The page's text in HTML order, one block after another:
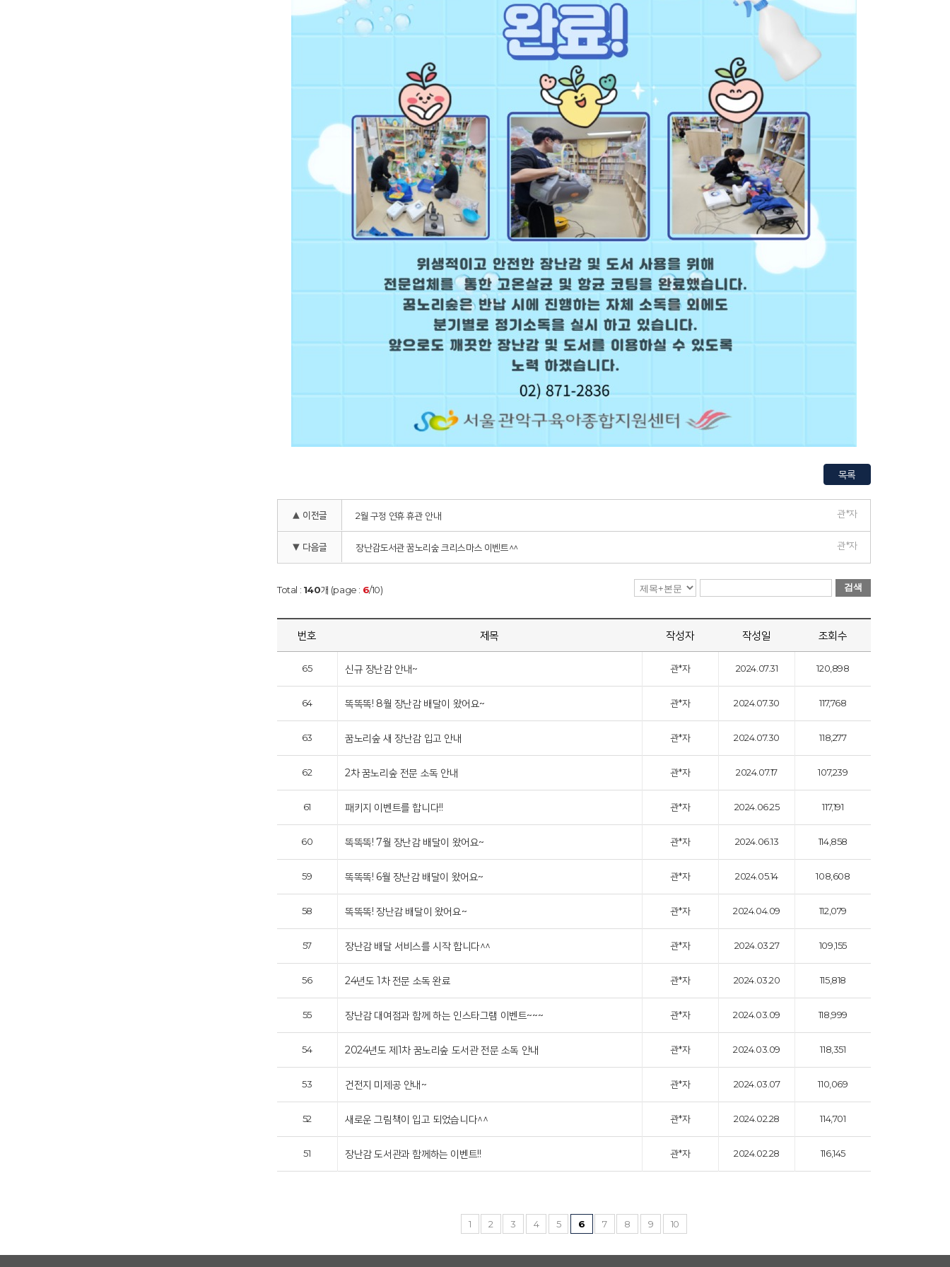
목록
▲ 이전글 2월 구정 연휴 휴관 안내 관*자
▼ 다음글 장난감도서관 꿈노리숲 크리스마스 이벤트^^ 관*자
Total : 140개 (page : 6/10) 검색
번호 제목 작성자 작성일 조회수
65 신규 장난감 안내~ 관*자 2024.07.31 120,898
64 똑똑똑! 8월 장난감 배달이 왔어요~ 관*자 2024.07.30 117,768
63 꿈노리숲 새 장난감 입고 안내 관*자 2024.07.30 118,277
62 2차 꿈노리숲 전문 소독 안내 관*자 2024.07.17 107,239
61 패키지 이벤트를 합니다!! 관*자 2024.06.25 117,191
60 똑똑똑! 7월 장난감 배달이 왔어요~ 관*자 2024.06.13 114,858
59 똑똑똑! 6월 장난감 배달이 왔어요~ 관*자 2024.05.14 108,608
58 똑똑똑! 장난감 배달이 왔어요~ 관*자 2024.04.09 112,079
57 장난감 배달 서비스를 시작 합니다^^ 관*자 2024.03.27 109,155
56 24년도 1차 전문 소독 완료 관*자 2024.03.20 115,818
55 장난감 대여점과 함께 하는 인스타그램 이벤트~~~ 관*자 2024.03.09 118,999
54 2024년도 제1차 꿈노리숲 도서관 전문 소독 안내 관*자 2024.03.09 118,351
53 건전지 미제공 안내~ 관*자 2024.03.07 110,069
52 새로운 그림책이 입고 되었습니다^^ 관*자 2024.02.28 114,701
51 장난감 도서관과 함께하는 이벤트!! 관*자 2024.02.28 116,145
1 2 3 4 5 6 7 8 9 10